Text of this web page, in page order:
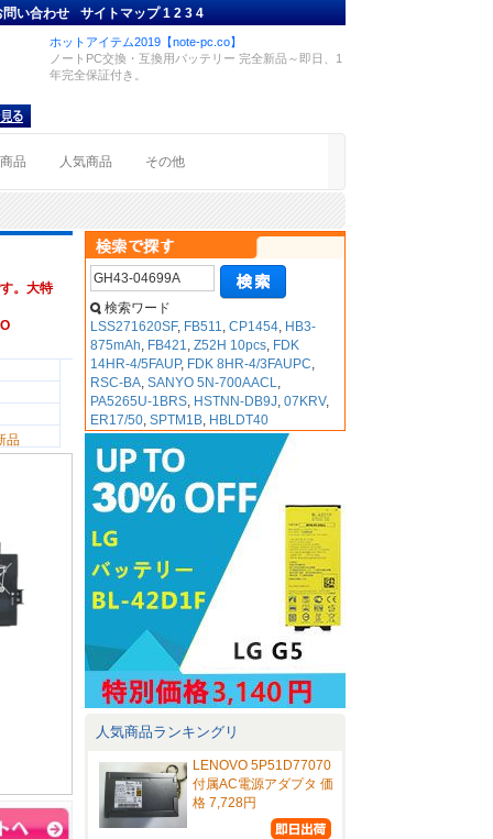
問い合わせ サイトマップ 1234
ホットアイテム2019【note-pc.co】
ノートPC交換・互換用バッテリー 完全新品～即日、1
年完全保証付き。
品 人気商品 その他
。大特
品
検索ワード
LSS271620SF, FB511,CP1454, HB3-
875mAh, FB421,Z52H 10pcs, FDK
14HR-4/5FAUP, FDK 8HR-4/3FAUPC,
RSC-BA,SANYO 5N-700AACL,
PA5265U-1BRS, HSTNN-DB9J,07KRV,
ER17/50,SPTM1B, HBLDT40
人気商品ランキングリ
LENOVO 5P51D77070
付属AC電源アダプタ 価
格 7,728円